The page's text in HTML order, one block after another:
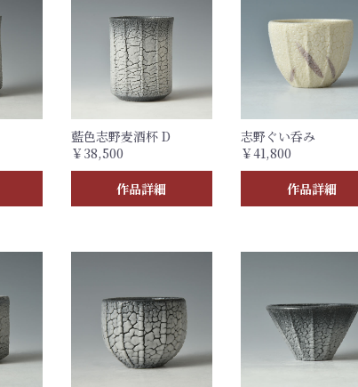
藍色志野麦酒杯 D
￥38,500
作品詳細
志野ぐい呑み
￥41,800
作品詳細